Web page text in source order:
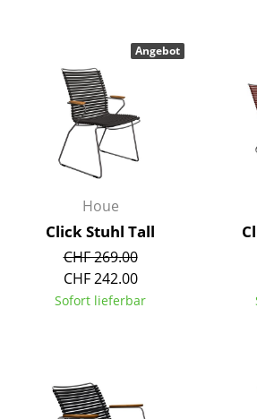
Doppelbetten
Einzelbetten
Stapelbetten
Kinderbetten
Nachttische & Bettzubehör
... alle Betten
Accessoires
Figuren & Miniaturen
Houe
Click Stuhl Tall
CHF 269.00
CHF 242.00
Sofort lieferbar
Angebot